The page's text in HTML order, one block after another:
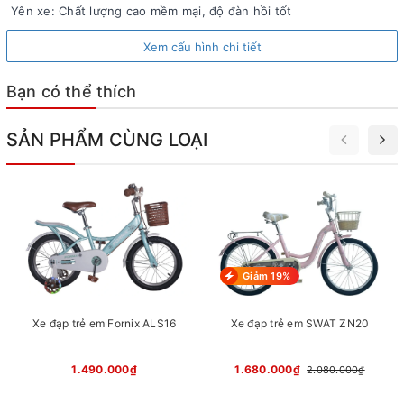
bởi đội ngũ kỹ sư Italy và được bảo hộ kiểu dáng độc
quyền, xe đạp trẻ em Topright được ưa chuộng tại rất
nhiều thị trường khác nhau, tại Việt Nam, xe đạp Topright
khẳng định chất lượng TOP đầu phân khúc xe đạp trẻ em,
được nhập khẩu và phân phối chính bởi hệ thống cửa
hàng xe đạp Bike2School.vn
Yên xe: Chất lượng cao mềm mại, độ đàn hồi tốt
Xem cấu hình chi tiết
Bạn có thể thích
SẢN PHẨM CÙNG LOẠI
Xe đạp trẻ em Fornix ALS16
1.490.000₫
Giảm 19%
Xe đạp trẻ em SWAT ZN20
1.680.000₫ 2.080.000₫